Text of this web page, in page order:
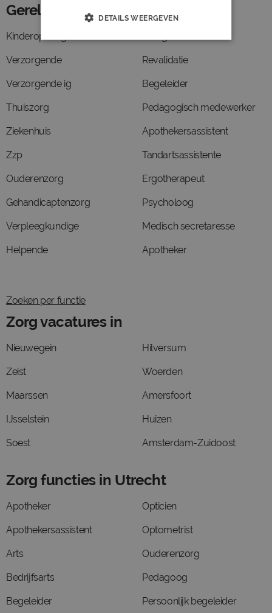
Gerelateerde functies
Kinderopvang
Verzorgende
Verzorgende ig
Thuiszorg
Ziekenhuis
Zzp
Ouderenzorg
Gehandicaptenzorg
Verpleegkundige
Helpende
Revalidatie
Begeleider
Pedagogisch medewerker
Apothekersassistent
Tandartsassistente
Ergotherapeut
Psycholoog
Medisch secretaresse
Apotheker
Zoeken per functie
Zorg vacatures in
Nieuwegein
Zeist
Maarssen
IJsselstein
Soest
Hilversum
Woerden
Amersfoort
Huizen
Amsterdam-Zuidoost
Zorg functies in Utrecht
Apotheker
Apothekersassistent
Arts
Bedrijfsarts
Begeleider
Opticien
Optometrist
Ouderenzorg
Pedagoog
Persoonlijk begeleider
DETAILS WEERGEVEN